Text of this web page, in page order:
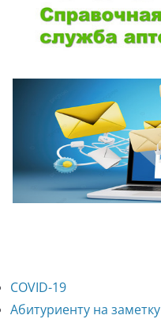
COVID-19
Абитуриенту на заметку